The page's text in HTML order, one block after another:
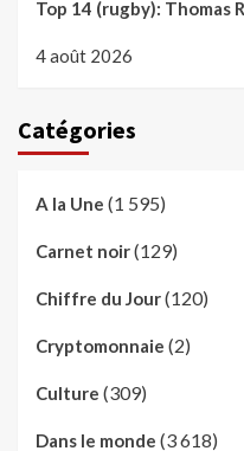
Top 14 (rugby): Thomas
4 août 2026
Catégories
A la Une (1 595)
Carnet noir(129)
Chiffre du Jour(120)
Cryptomonnaie (2)
Culture (309)
Dans le monde (3 618)